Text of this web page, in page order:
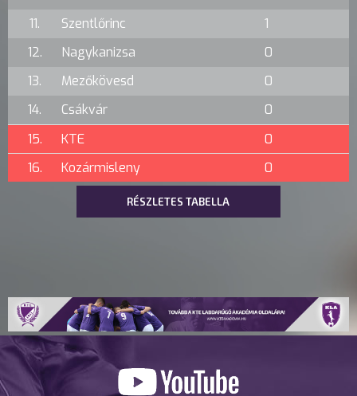
11.
Szentlőrinc
1
12.
Nagykanizsa
0
13.
Mezőkövesd
0
14.
Csákvár
0
15.
KTE
0
16.
Kozármisleny 0
RÉSZLETES TABELLA